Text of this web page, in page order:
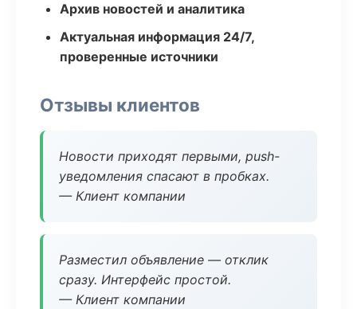
Архив новостей и аналитика
Актуальная информация 24/7,
проверенные источники
Отзывы клиентов
Новости приходят первыми, push-
уведомления спасают в пробках.
— Клиент компании
Разместил объявление — отклик
сразу. Интерфейс простой.
— Клиент компании